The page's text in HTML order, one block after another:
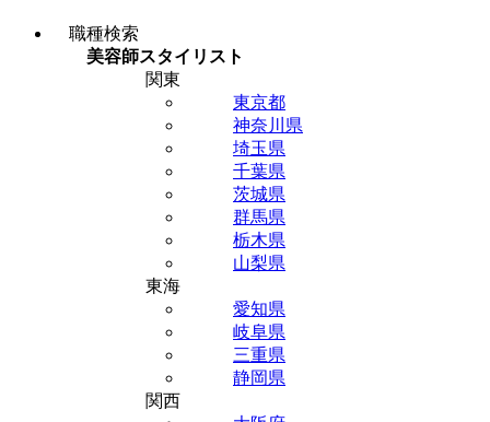
職種検索
美容師スタイリスト
関東
東京都
神奈川県
埼玉県
千葉県
茨城県
群馬県
栃木県
山梨県
東海
愛知県
岐阜県
三重県
静岡県
関西